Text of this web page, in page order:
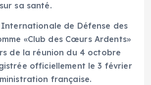
sa santé.
Internationale de Défense des
«Club des Cœurs Ardents»
de la réunion du 4 octobre
officiellement le 3 février
française.